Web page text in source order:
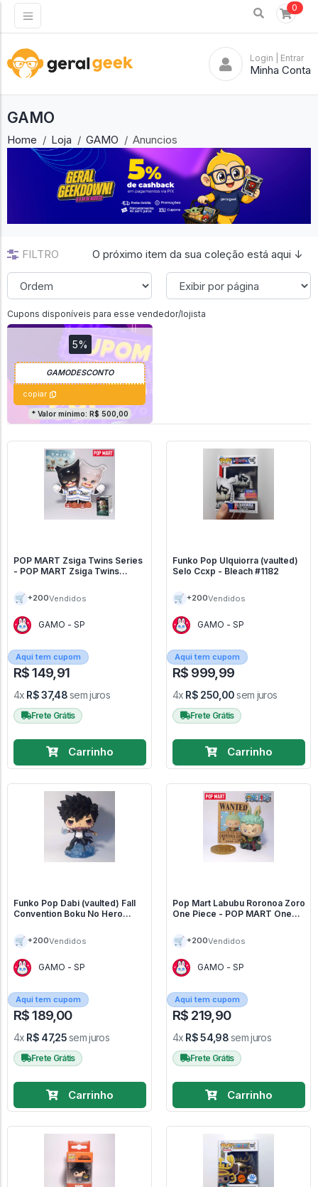
0
Login | Entrar
Minha Conta
GAMO
Home Loja GAMO Anuncios
FILTRO O próximo item da sua coleção está aqui ↓
Cupons disponíveis para esse vendedor/lojista
5%
copiar
* Valor mínimo: R$ 500,00
POP MART Zsiga Twins Series
- POP MART Zsiga Twins
🛒 +200Vendidos
GAMO - SP
Aqui tem cupom
R$ 149,91
4x R$ 37,48sem juros
Frete Grátis
Carrinho
Funko Pop Ulquiorra (vaulted)
Selo Ccxp - Bleach #1182
🛒 +200Vendidos
GAMO - SP
Aqui tem cupom
R$ 999,99
4x R$ 250,00sem juros
Frete Grátis
Carrinho
Funko Pop Dabi (vaulted) Fall
Convention Boku No Hero
#637
🛒 +200Vendidos
GAMO - SP
Aqui tem cupom
R$ 189,00
4x R$ 47,25sem juros
Frete Grátis
Carrinho
Pop Mart Labubu Roronoa Zoro
One Piece - POP MART One
🛒 +200Vendidos
GAMO - SP
Aqui tem cupom
R$ 219,90
4x R$ 54,98sem juros
Frete Grátis
Carrinho